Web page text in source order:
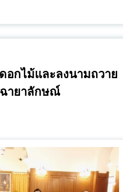
อกไม้และลงนามถวาย
ายาลักษณ์